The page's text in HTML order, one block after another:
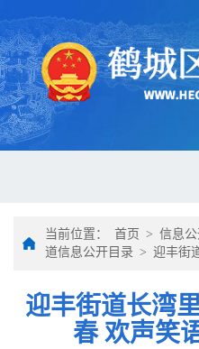
当前位置： 首页 > 信息
道信息公开目录 > 迎丰街
迎丰街道长湾
春 欢声笑